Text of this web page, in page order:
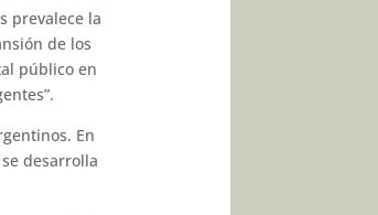
prevalece la
de los
público en
En
desarrolla